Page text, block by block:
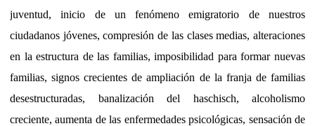
juventud, inicio de un fenómeno emigratorio de nuestros
ciudadanos jóvenes, compresión de las clases medias, alteraciones
en la estructura de las familias, imposibilidad para formar nuevas
familias, signos crecientes de ampliación de la franja de familias
desestructuradas, banalización del haschisch, alcoholismo
creciente, aumenta de las enfermedades psicológicas, sensación de